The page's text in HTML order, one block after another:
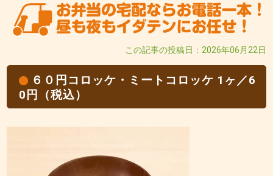
この記事の投稿日：2026年06月22日
６０円コロッケ・ミートコロッケ 1ヶ／6
0円（税込）